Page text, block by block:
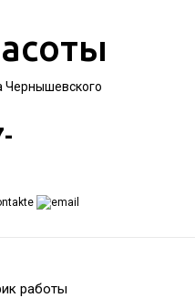
Чернышевского
работы